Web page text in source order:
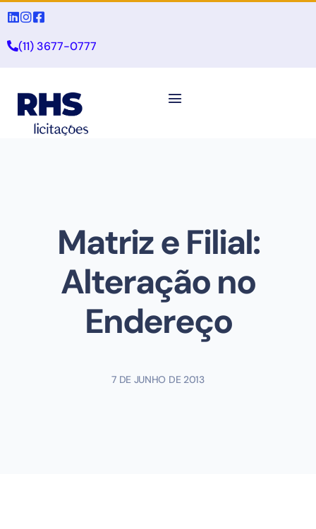
(11) 3677-0777
Matriz e Filial:
Alteração no
Endereço
7 DE JUNHO DE 2013